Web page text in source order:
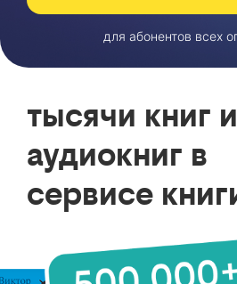
для абонентов всех
тысячи книг и
аудиокниг в
сервисе